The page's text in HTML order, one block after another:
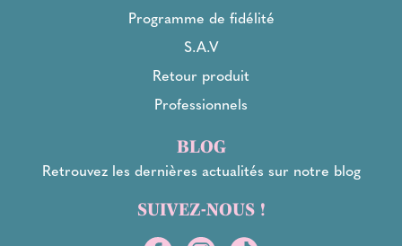
Programme de fidélité
S.A.V
Retour produit
Professionnels
BLOG
Retrouvez les dernières actualités sur notre blog
SUIVEZ-NOUS !